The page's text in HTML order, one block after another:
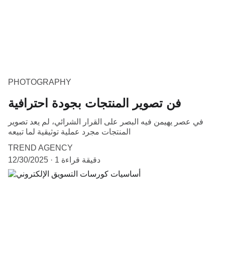
PHOTOGRAPHY
فن تصوير المنتجات بجودة احترافية
في عصر يهيمن فيه البصر على القرار الشرائي، لم يعد تصوير
المنتجات مجرد عملية توثيقية لما تبيعه
TREND AGENCY
12/30/2025
1 دقيقة قراءة